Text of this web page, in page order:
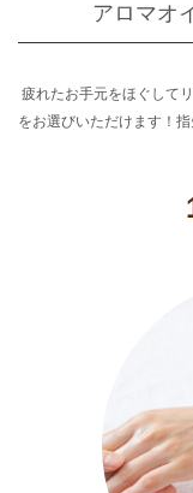
アロマオ
疲れたお手元をほぐして
をお選びいただけます！